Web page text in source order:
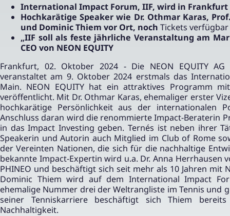
International Impact Forum, IIF, wird in
Hochkarätige Speaker wie Dr. Othmar Karas,
und Dominic Thiem vor Ort, noch Tickets verfügbar
„IIF soll als feste jährliche Veranstaltung am
CEO von NEON EQUITY
Frankfurt, 02. Oktober 2024 - Die NEON EQUITY AG
veranstaltet am 9. Oktober 2024 erstmals das
Main. NEON EQUITY hat ein attraktives Programm
veröffentlicht. Mit Dr. Othmar Karas, ehemaliger erster
hochkarätige Persönlichkeit aus der internationalen
Anschluss daran wird die renommierte Impact-Beraterin
in das Impact Investing geben. Ternés ist neben ihrer
Speakerin und Autorin auch Mitglied im Club of Rome
der Vereinten Nationen, die sich für die nachhaltige
bekannte Impact-Expertin wird u.a. Dr. Anna Herrhausen
PHINEO und beschäftigt sich seit mehr als 10 Jahren mit
Dominic Thiem wird auf dem International Impact
ehemalige Nummer drei der Weltrangliste im Tennis und
seiner Tenniskarriere beschäftigt sich Thiem
Nachhaltigkeit.